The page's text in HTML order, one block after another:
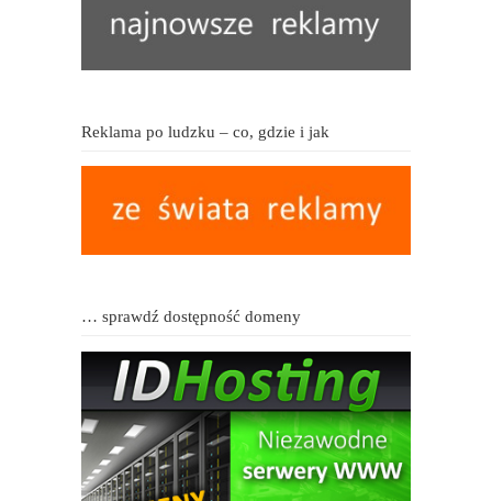
Reklama po ludzku – co, gdzie i jak
… sprawdź dostępność domeny